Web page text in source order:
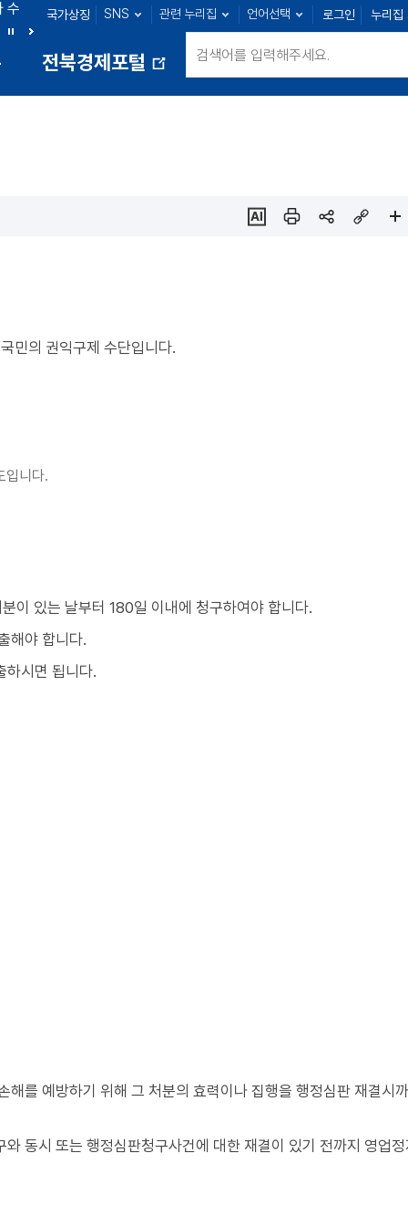
수
군산 : 89명 정읍 : 23명
남원 : 39명
국가상징 SNS 관련 누리집 언어선택 로그인 누리집
전북경제포털
민의 권익구제 수단입니다.
입니다.
이 있는 날부터 180일 이내에 청구하여야 합니다.
해야 합니다.
하시면 됩니다.
를 예방하기 위해 그 처분의 효력이나 집행을 행정심판 재결시
동시 또는 행정심판청구사건에 대한 재결이 있기 전까지 영업